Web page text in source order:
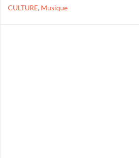
CULTURE, Musique